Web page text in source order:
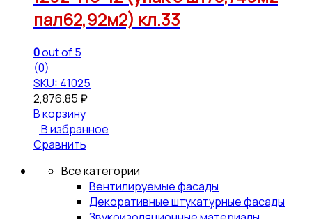
пал62,92м2) кл.33
0out of 5
(0)
SKU: 41025
2,876.85 ₽
В корзину
В избранное
Сравнить
Все категории
Вентилируемые фасады
Декоративные штукатурные фасады